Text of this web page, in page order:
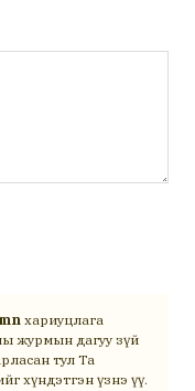
хариуцлага
журмын дагуу зүй
тул Та
хүндэтгэн үзнэ үү.